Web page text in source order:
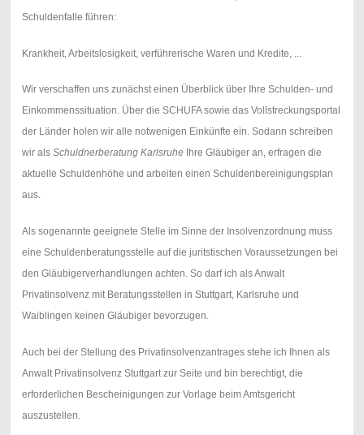
Schuldenfalle führen:
Krankheit, Arbeitslosigkeit, verführerische Waren und Kredite, ...
Wir verschaffen uns zunächst einen Überblick über Ihre Schulden- und
Einkommenssituation. Über die SCHUFA sowie das Vollstreckungsportal
der Länder holen wir alle notwenigen Einkünfte ein. Sodann schreiben
wir als Schuldnerberatung KarlsruheIhre Gläubiger an, erfragen die
aktuelle Schuldenhöhe und arbeiten einen Schuldenbereinigungsplan
aus.
Als sogenannte geeignete Stelle im Sinne der Insolvenzordnung muss
eine Schuldenberatungsstelle auf die juritstischen Voraussetzungen bei
den Gläubigerverhandlungen achten. So darf ich als Anwalt
Privatinsolvenz mit Beratungsstellen in Stuttgart, Karlsruhe und
Waiblingen keinen Gläubiger bevorzugen.
Auch bei der Stellung des Privatinsolvenzantrages stehe ich Ihnen als
Anwalt Privatinsolvenz Stuttgart zur Seite und bin berechtigt, die
erforderlichen Bescheinigungen zur Vorlage beim Amtsgericht
auszustellen.